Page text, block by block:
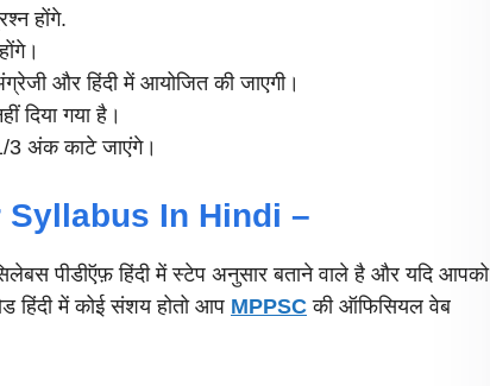
होंगे.
अंग्रेजी और हिंदी में आयोजित की जाएगी।
दिया गया है।
3 अंक काटे जाएंगे।
In Hindi –
पीडीऍफ़ हिंदी में स्टेप अनुसार बताने वाले है और यदि आपको
हिंदी में कोई संशय होतो आप MPPSC की ऑफिसियल वेब